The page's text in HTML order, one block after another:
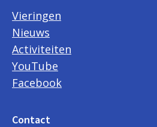
Vieringen
Nieuws
Activiteiten
YouTube
Facebook
Contact